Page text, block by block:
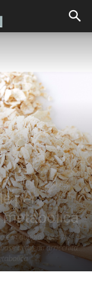
per
e in doppio cieco ha
di avena arricchita